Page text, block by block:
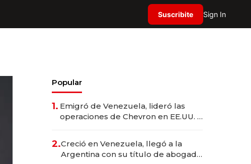
Suscribite Sign In
Popular
1. Emigró de Venezuela, lideró las
operaciones de Chevron en EE.UU. y
2.Creció en Venezuela, llegó a la
Argentina con su título de abogado